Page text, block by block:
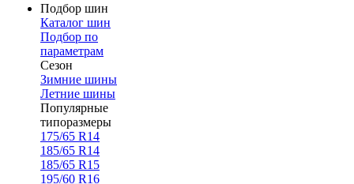
Подбор шин
Каталог шин
Подбор по
параметрам
Сезон
Зимние шины
Летние шины
Популярные
типоразмеры
175/65 R14
185/65 R14
185/65 R15
195/60 R16